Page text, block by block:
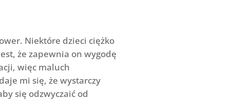
Niektóre dzieci ciężko
że zapewnia on wygodę
więc maluch
mi się, że wystarczy
się odzwyczaić od